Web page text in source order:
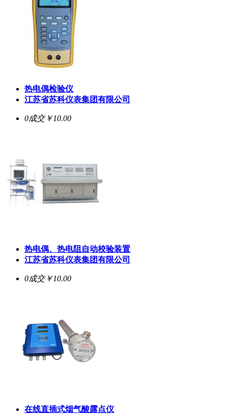
热电偶检验仪
江苏省苏科仪表集团有限公司
0成交￥10.00
热电偶、热电阻自动校验装置
江苏省苏科仪表集团有限公司
0成交￥10.00
在线直插式烟气酸露点仪